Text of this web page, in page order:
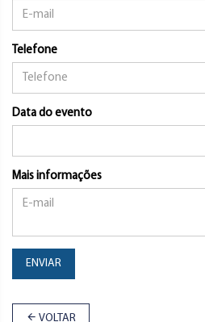
Telefone
Data do evento
Mais informações
ENVIAR
VOLTAR